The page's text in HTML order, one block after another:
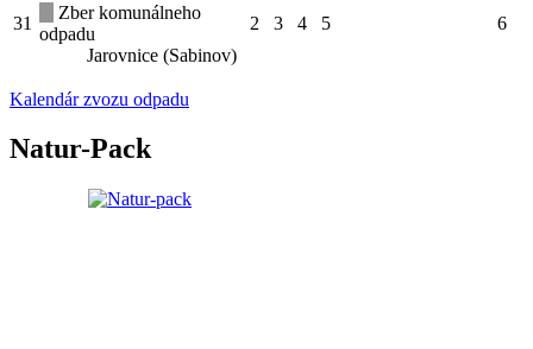
31
Zber komunálneho
odpadu
Jarovnice (Sabinov)
2 3 4 5 6
Kalendár zvozu odpadu
Natur-Pack